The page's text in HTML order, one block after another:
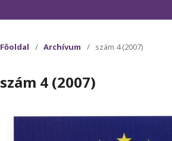
Főoldal / Archívum / szám 4 (2007)
szám 4 (2007)